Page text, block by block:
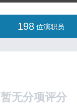
198位演职员
暂无分项评分